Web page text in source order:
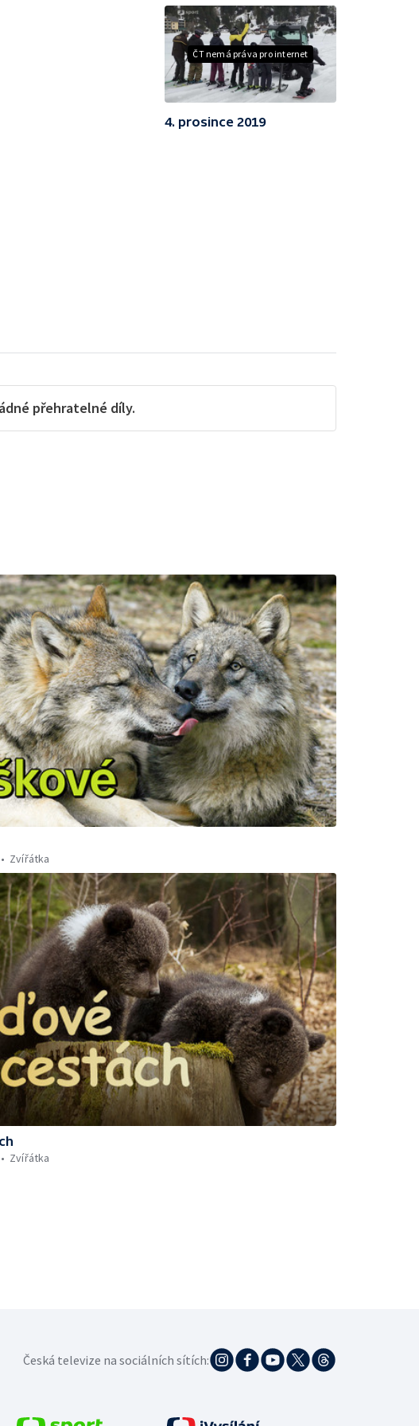
ČT nemá práva pro internet
4. prosince 2019
přehratelné díly.
Zvířátka
Zvířátka
Česká televize na sociálních sítích: